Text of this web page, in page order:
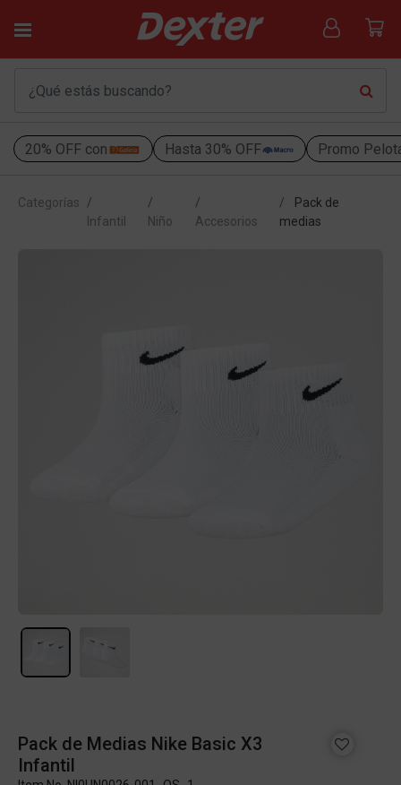
20% OFF con Hasta 30% OFF Promo
Categorías
Infantil
Niño Accesorios
Pack de
medias
Pack de Medias Nike Basic X3
Infantil